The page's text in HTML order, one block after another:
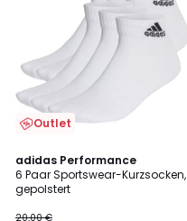
Outlet
adidas Performance
6 Paar Sportswear-Kurzsocken,
gepolstert
20,00 €
4,8
/ 5